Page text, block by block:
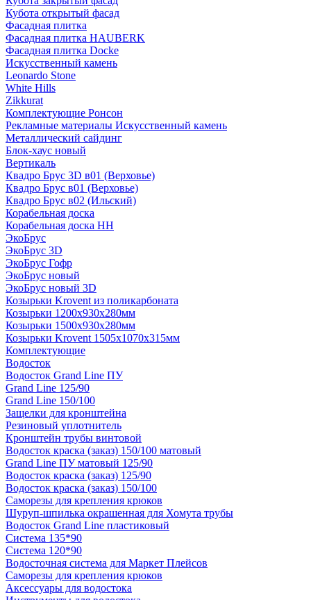
Кубота открытый фасад
Фасадная плитка
Фасадная плитка HAUBERK
Фасадная плитка Docke
Искусственный камень
Leonardo Stone
White Hills
Zikkurat
Комплектующие Ронсон
Рекламные материалы Искусственный камень
Металлический сайдинг
Блок-хаус новый
Вертикаль
Квадро Брус 3D в01 (Верховье)
Квадро Брус в01 (Верховье)
Квадро Брус в02 (Ильский)
Корабельная доска
Корабельная доска НН
ЭкоБрус
ЭкоБрус 3D
ЭкоБрус Гофр
ЭкоБрус новый
ЭкоБрус новый 3D
Козырьки Krovent из поликарбоната
Козырьки 1200х930х280мм
Козырьки 1500х930х280мм
Козырьки Krovent 1505х1070х315мм
Комплектующие
Водосток
Водосток Grand Line ПУ
Grand Line 125/90
Grand Line 150/100
Защелки для кронштейна
Резиновый уплотнитель
Кронштейн трубы винтовой
Водосток краска (заказ) 150/100 матовый
Grand Line ПУ матовый 125/90
Водосток краска (заказ) 125/90
Водосток краска (заказ) 150/100
Саморезы для крепления крюков
Шуруп-шпилька окрашенная для Хомута трубы
Водосток Grand Line пластиковый
Система 135*90
Система 120*90
Водосточная система для Маркет Плейсов
Саморезы для крепления крюков
Аксессуары для водостока